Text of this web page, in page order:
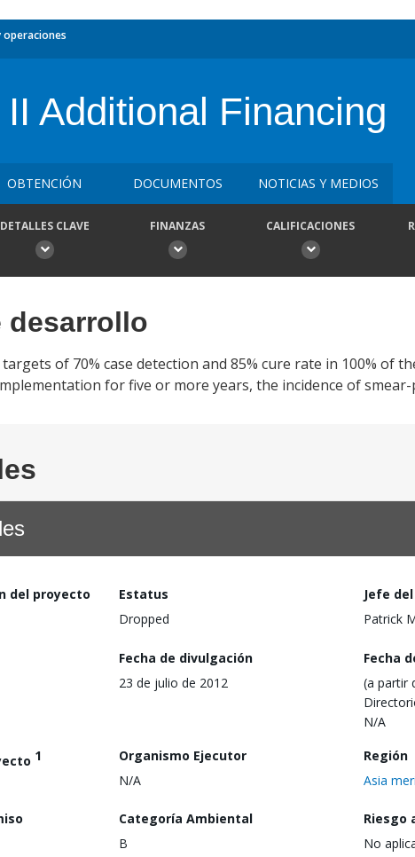
operaciones
Additional Financing
OBTENCIÓN DOCUMENTOS NOTICIAS Y MEDIOS
DETALLES CLAVE FINANZAS CALIFICACIONES
desarrollo
of 70% case detection and 85% cure rate in 100% of
for five or more years, the incidence of
del proyecto
Estatus
Dropped
Jefe
Patrick
Fecha de divulgación
23 de julio de 2012
Fecha
(a partir
N/A
1
Organismo Ejecutor
N/A
Región
Asia
Categoría Ambiental
B
Riesgo
No